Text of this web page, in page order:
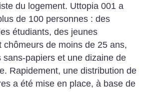
du logement. Uttopia 001 a
de 100 personnes : des
étudiants, des jeunes
chômeurs de moins de 25 ans,
sans-papiers et une dizaine de
Rapidement, une distribution de
a été mise en place, à base de